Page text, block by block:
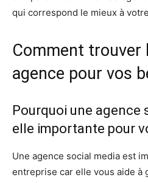
qui correspond le mieux à
Comment trouver
agence pour vos
Pourquoi une agence
elle importante pour
Une agence social media est
entreprise car elle vous aide à